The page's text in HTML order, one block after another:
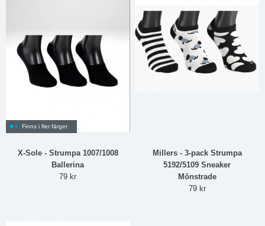
Finns i fler färger
X-Sole - Strumpa 1007/1008
Ballerina
79 kr
Millers - 3-pack Strumpa
5192/5109 Sneaker
Mönstrade
79 kr